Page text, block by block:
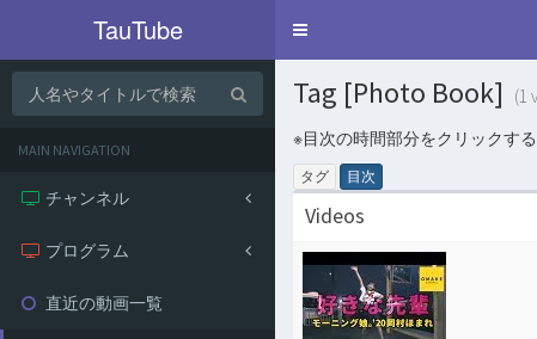
TauTube
Toggle
MAIN NAVIGATION
チャンネル
プログラム
直近の動画一覧
Tag [Photo Book] (1
※目次の時間部分をクリックす
タグ 目次
Videos